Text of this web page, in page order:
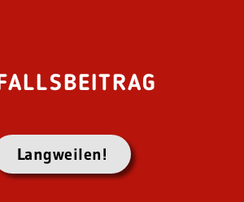
Langweilen!